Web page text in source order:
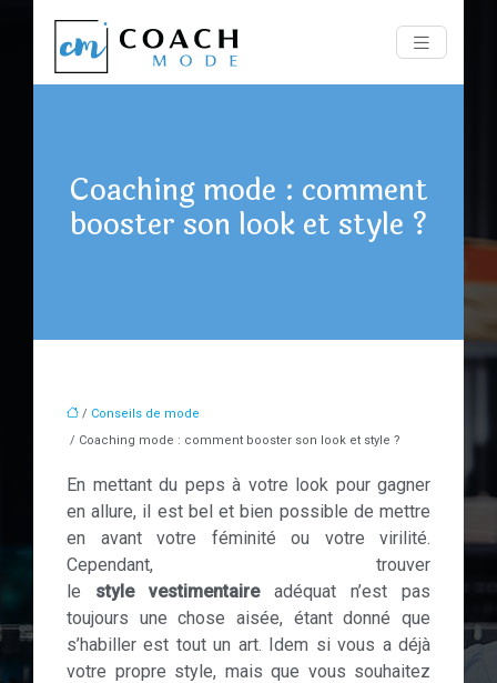
Coaching mode : comment
booster son look et style ?
/ Conseils de mode
/ Coaching mode : comment booster son look et style ?
En mettant du peps à votre look pour gagner
en allure, il est bel et bien possible de mettre
en avant votre féminité ou votre virilité.
Cependant, trouver
le style vestimentaireadéquat n’est pas
toujours une chose aisée, étant donné que
s’habiller est tout un art. Idem si vous a déjà
votre propre style, mais que vous souhaitez